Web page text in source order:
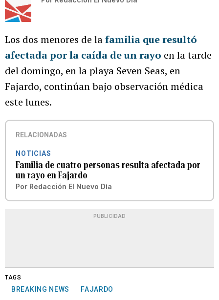
Los dos menores de lafamilia que resultó
afectada por la caída de un rayo en la tarde
del domingo, en la playa Seven Seas, en
Fajardo, continúan bajo observación médica
este lunes.
RELACIONADAS
NOTICIAS
Familia de cuatro personas resulta afectada por
un rayo en Fajardo
Por Redacción El Nuevo Día
PUBLICIDAD
TAGS
BREAKING NEWS FAJARDO